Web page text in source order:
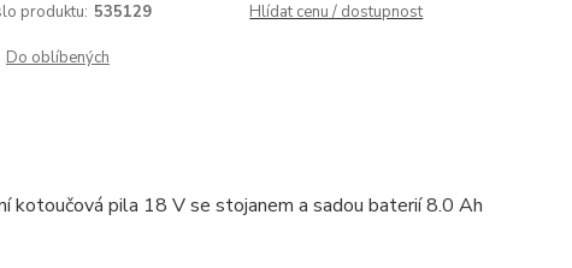
produktu: 535129 Hlídat cenu / dostupnost
Do oblíbených
pila 18 V se stojanem a sadou baterií 8.0 Ah